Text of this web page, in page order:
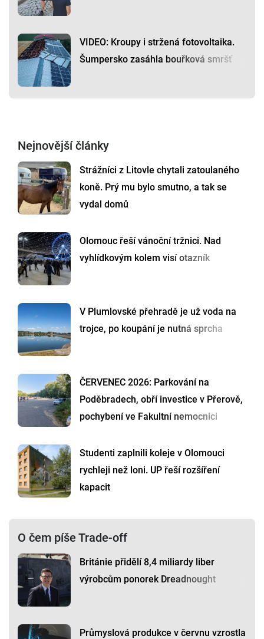
VIDEO: Kroupy i stržená fotovoltaika.
Šumpersko zasáhla bouřková smršť
Nejnovější články
Strážníci z Litovle chytali zatoulaného
koně. Prý mu bylo smutno, a tak se
vydal domů
Olomouc řeší vánoční tržnici. Nad
vyhlídkovým kolem visí otazník
V Plumlovské přehradě je už voda na
trojce, po koupání je nutná sprcha
ČERVENEC 2026: Parkování na
Poděbradech, obří investice v Přerově,
pochybení ve Fakultní nemocnici
Studenti zaplnili koleje v Olomouci
rychleji než loni. UP řeší rozšíření
kapacit
O čem píše Trade-off
Británie přidělí 8,4 miliardy liber
výrobcům ponorek Dreadnought
Průmyslová produkce v červnu vzrostla